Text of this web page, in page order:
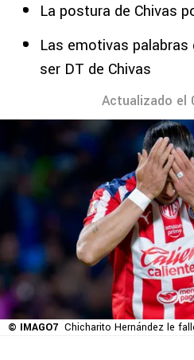
La postura de Chivas
Las emotivas
ser DT de Chivas
Actualizado el
© IMAGO7 Chicharito Hernández le